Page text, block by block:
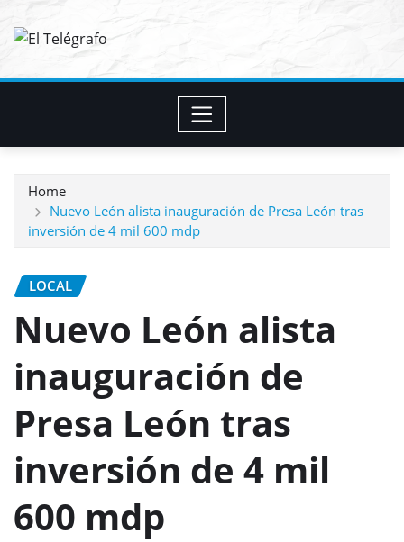
Home
Nuevo León alista inauguración de Presa León tras
inversión de 4 mil 600 mdp
LOCAL
Nuevo León alista
inauguración de
Presa León tras
inversión de 4 mil
600 mdp